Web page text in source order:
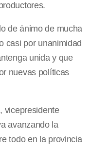
de ánimo de mucha
casi por unanimidad
unida y que
nuevas políticas
vicepresidente
avanzando la
todo en la provincia